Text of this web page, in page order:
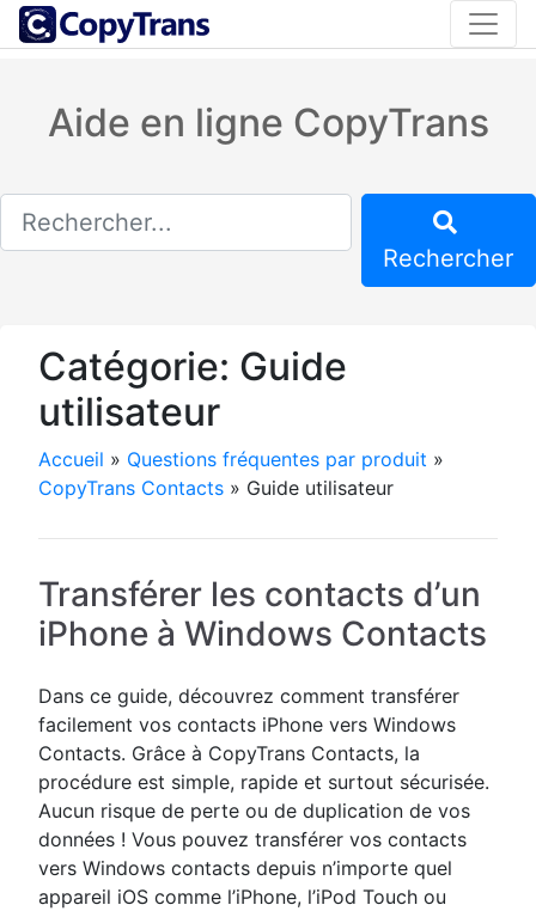
Aide en ligne CopyTrans
Rechercher
Catégorie: Guide
utilisateur
Accueil » Questions fréquentes par produit »
CopyTrans Contacts » Guide utilisateur
Transférer les contacts d’un
iPhone à Windows Contacts
Dans ce guide, découvrez comment transférer
facilement vos contacts iPhone vers Windows
Contacts. Grâce à CopyTrans Contacts, la
procédure est simple, rapide et surtout sécurisée.
Aucun risque de perte ou de duplication de vos
données ! Vous pouvez transférer vos contacts
vers Windows contacts depuis n’importe quel
appareil iOS comme l’iPhone, l’iPod Touch ou